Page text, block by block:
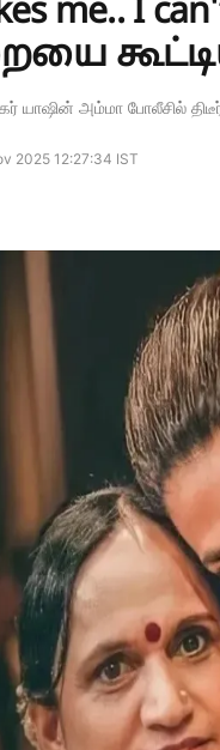
me.. I
யாஷின் அம்மா போலீசில்
2025 12:27:34 IST